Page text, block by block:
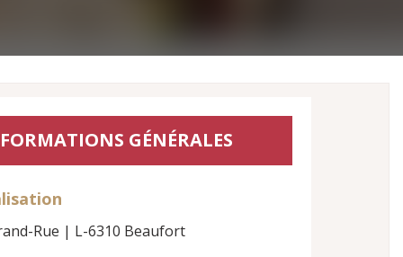
GÉNÉRALES
Rue | L-6310 Beaufort